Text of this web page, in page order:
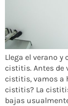
Llega el verano
cistitis. Antes de
cistitis, vamos a
cistitis? La
bajas